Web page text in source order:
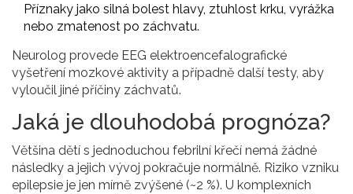
Příznaky jako silná bolest hlavy, ztuhlost krku, vyrážka
nebo zmatenost po záchvatu.
Neurolog provede EEG elektroencefalografické
vyšetření mozkové aktivity a případně další testy, aby
vyloučil jiné příčiny záchvatů.
Jaká je dlouhodobá prognóza?
Většina dětí s jednoduchou febrilní křečí nemá žádné
následky a jejich vývoj pokračuje normálně. Riziko vzniku
epilepsie je jen mírně zvýšené (~2 %). U komplexních